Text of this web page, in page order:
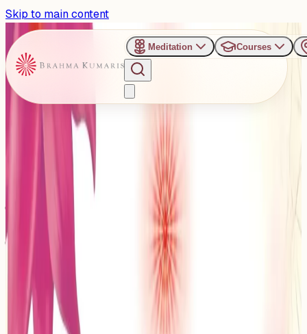
Skip to main content
Meditation Courses
Brahma Kumaris, Supreme Light House, Ambala
अम्बाला सिटी बनेगा सकारात्मक जीवन
का केंद्र: शुरू हो रहा है ‘हर हाल में
खुशहाल’ शिविर
Saturday, November 22, 2025
Share